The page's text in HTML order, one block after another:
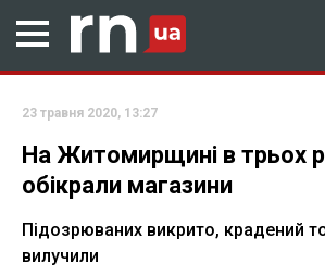
23 травня 2020, 13:27
На Житомирщині в трьох
обікрали магазини
Підозрюваних викрито, крадений
вилучили